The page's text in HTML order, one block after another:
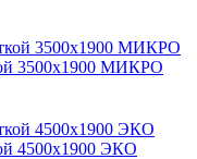
3500х1900 МИКРО
4500х1900 ЭКО